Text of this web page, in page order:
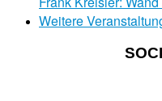
Weitere